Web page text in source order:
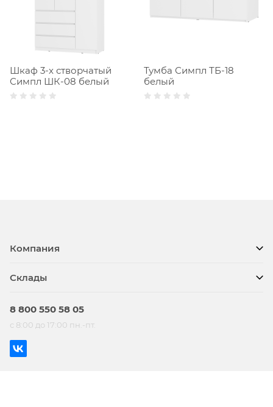
Шкаф 3-х створчатый
Симпл ШК-08 белый
Тумба Симпл ТБ-18
белый
Компания
Склады
8 800 550 58 05
с 8:00 до 17:00 пн.-пт.